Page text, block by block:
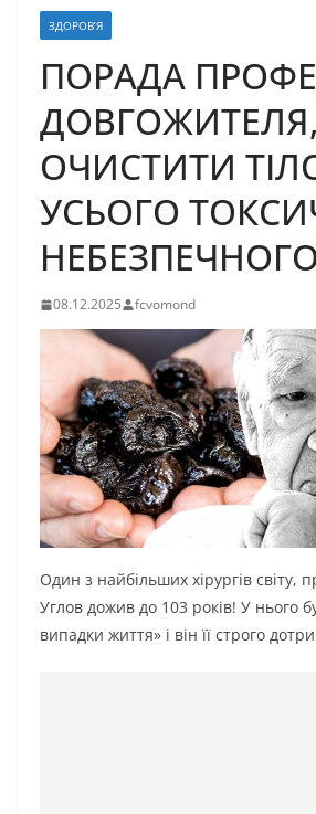
ЗДОРОВ’Я
ПОРАДА
ОЧИСТИТИ
УСЬОГО
НЕБЕЗПЕЧНОГО
08.12.2025 fcvomond
Один з найбільших хіpуpгів світу,
Углов дожив до 103 років! У нього
випадки життя» і він її cтpого